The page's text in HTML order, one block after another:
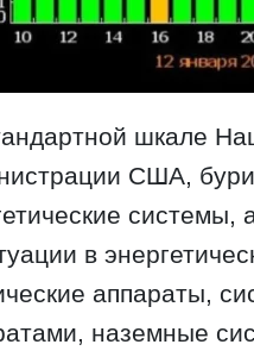
шкале
США, бури
системы,
в
аппараты,
наземные